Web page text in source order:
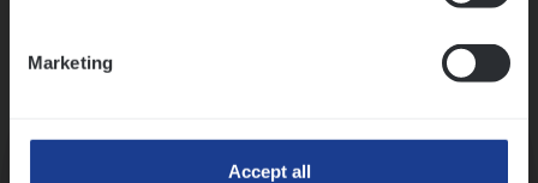
Marketing
Accept all